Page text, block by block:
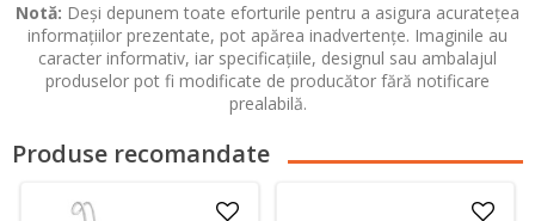
Notă: Deși depunem toate eforturile pentru a asigura acuratețea
informațiilor prezentate, pot apărea inadvertențe. Imaginile au
caracter informativ, iar specificațiile, designul sau ambalajul
produselor pot fi modificate de producător fără notificare
prealabilă.
Produse recomandate